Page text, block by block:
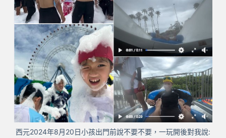
西元2024年8月20日小孩出門前說不要不要，一玩開後對我說: